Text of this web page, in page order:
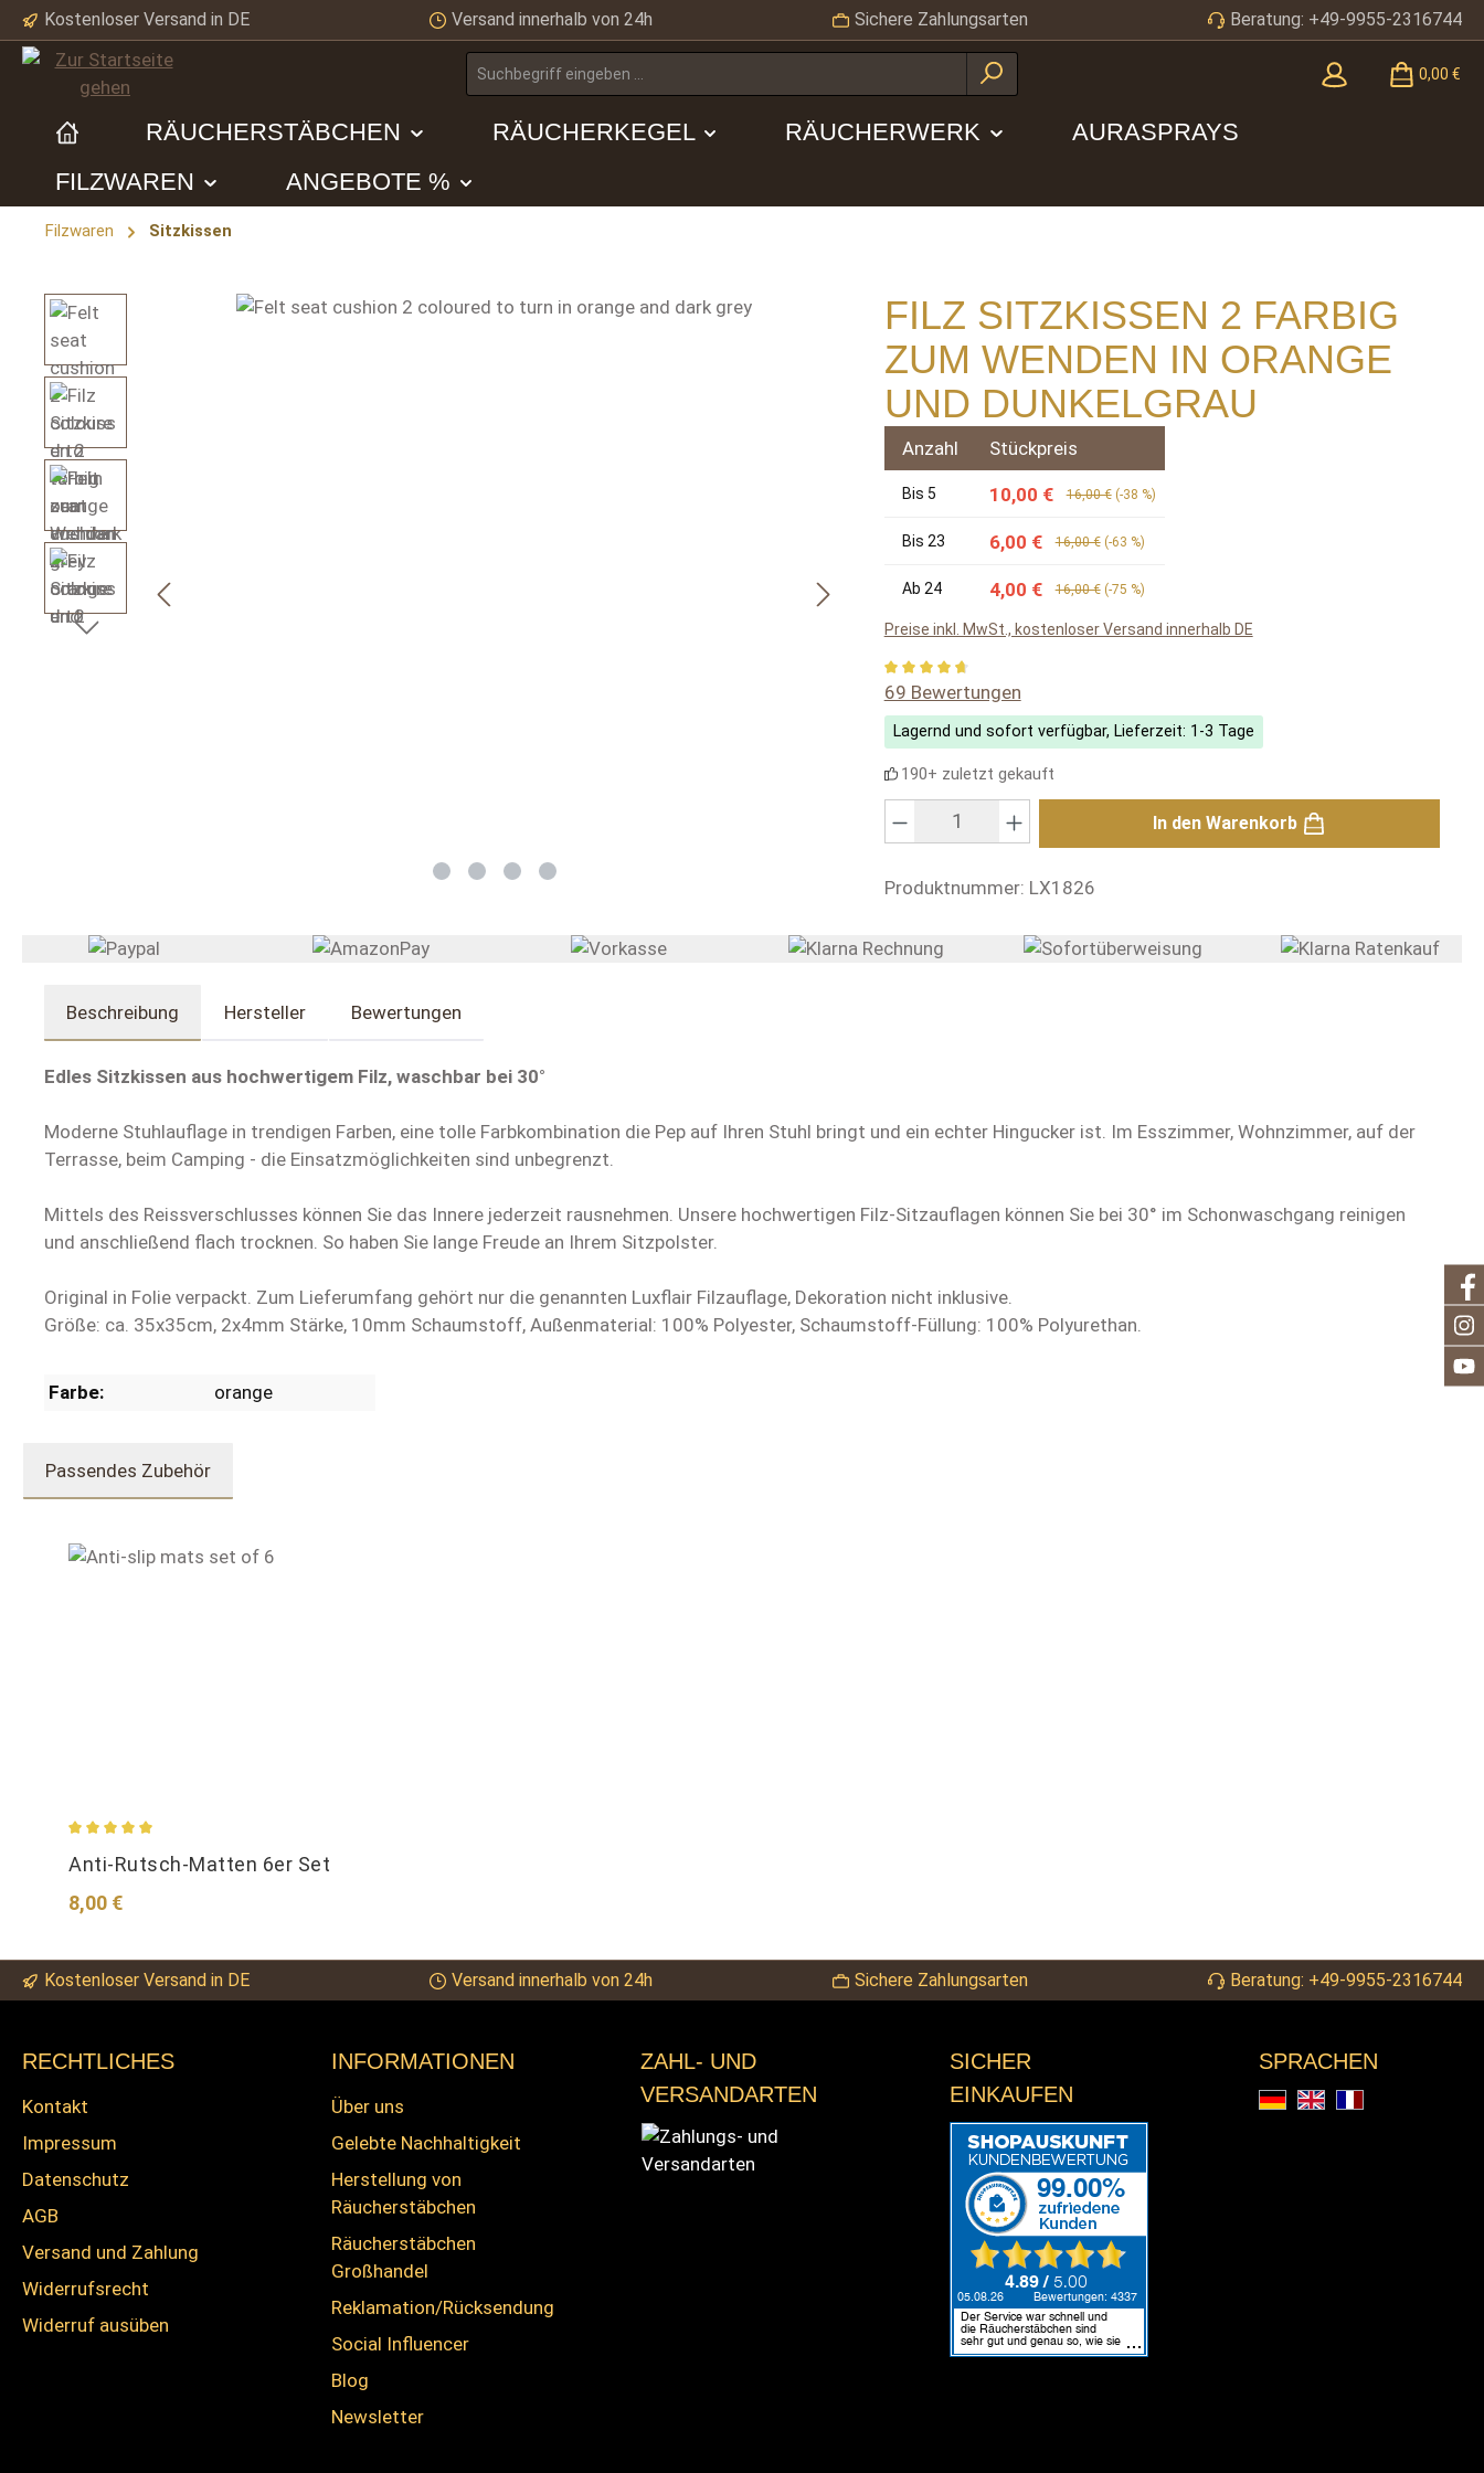
Hauptinhalt springen
Zur Suche springen
Zur Hauptnavigation springen
Kostenloser Versand in DE Versand innerhalb von 24h Sichere Zahlungsarten Beratung: +49-9955-2316744
0,00 €
RÄUCHERSTÄBCHEN RÄUCHERKEGEL RÄUCHERWERK
AURASPRAYS
FILZWAREN
ANGEBOTE %
Filzwaren Sitzkissen
Bildergalerie überspringen
FILZ SITZKISSEN 2 FARBIG
ZUM WENDEN IN ORANGE
UND DUNKELGRAU
Anzahl Stückpreis
Bis 5 10,00 € 16,00 € (-38 %)
Bis 23 6,00 € 16,00 € (-63 %)
Ab 24 4,00 € 16,00 € (-75 %)
Preise inkl. MwSt., kostenloser Versand innerhalb DE
Durchschnittliche Bewertung von 4.74 von 5 Sternen
69 Bewertungen
Lagernd und sofort verfügbar, Lieferzeit: 1-3 Tage
190+ zuletzt gekauft
Produkt Anzahl: Gib den gewünschten Wert ein oder benutze die Schaltflächen um
In den Warenkorb
Produktnummer: LX1826
Beschreibung Hersteller Bewertungen
Edles Sitzkissen aus hochwertigem Filz, waschbar bei 30°
Moderne Stuhlauflage in trendigen Farben, eine tolle Farbkombination die Pep auf Ihren Stuhl bringt und ein echter Hingucker ist. Im Esszimmer, Wohnzimmer, auf der
Terrasse, beim Camping - die Einsatzmöglichkeiten sind unbegrenzt.
Mittels des Reissverschlusses können Sie das Innere jederzeit rausnehmen. Unsere hochwertigen Filz-Sitzauflagen können Sie bei 30° im Schonwaschgang reinigen
und anschließend flach trocknen. So haben Sie lange Freude an Ihrem Sitzpolster.
Original in Folie verpackt. Zum Lieferumfang gehört nur die genannten Luxflair Filzauflage, Dekoration nicht inklusive.
Größe: ca. 35x35cm, 2x4mm Stärke, 10mm Schaumstoff, Außenmaterial: 100% Polyester, Schaumstoff-Füllung: 100% Polyurethan.
Farbe: orange
Passendes Zubehör
Durchschnittliche Bewertung von 5 von 5 Sternen
Anti-Rutsch-Matten 6er Set
Regulärer Preis:
8,00 €
Kostenloser Versand in DE Versand innerhalb von 24h Sichere Zahlungsarten Beratung: +49-9955-2316744
RECHTLICHES
Kontakt
Impressum
Datenschutz
AGB
Versand und Zahlung
Widerrufsrecht
Widerruf ausüben
INFORMATIONEN
Über uns
Gelebte Nachhaltigkeit
Herstellung von
Räucherstäbchen
Räucherstäbchen
Großhandel
Reklamation/Rücksendung
Social Influencer
Blog
Newsletter
ZAHL- UND
VERSANDARTEN
SICHER
EINKAUFEN
SPRACHEN
Deutsch
EnglishFrançais